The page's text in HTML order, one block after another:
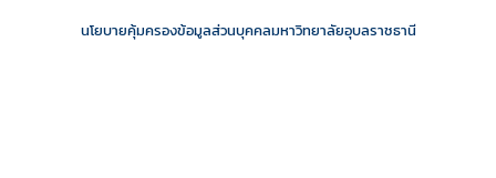
จังหวัดอุบลราชธานี
นโยบายคุ้มครองข้อมูลส่วนบุคคลมหาวิทยาลัยอุบลราชธานี